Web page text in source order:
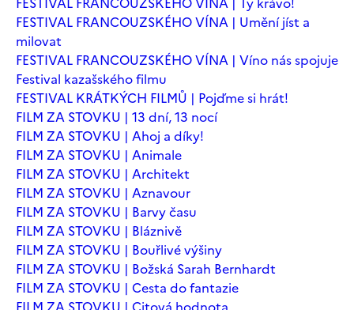
FESTIVAL FRANCOUZSKÉHO VÍNA | Umění jíst a
milovat
FESTIVAL FRANCOUZSKÉHO VÍNA | Víno nás spojuje
Festival kazašského filmu
FESTIVAL KRÁTKÝCH FILMŮ | Pojďme si hrát!
FILM ZA STOVKU | 13 dní, 13 nocí
FILM ZA STOVKU | Ahoj a díky!
FILM ZA STOVKU | Animale
FILM ZA STOVKU | Architekt
FILM ZA STOVKU | Aznavour
FILM ZA STOVKU | Barvy času
FILM ZA STOVKU | Bláznivě
FILM ZA STOVKU | Bouřlivé výšiny
FILM ZA STOVKU | Božská Sarah Bernhardt
FILM ZA STOVKU | Cesta do fantazie